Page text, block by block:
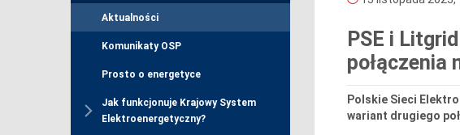
Aktualności
Komunikaty OSP
Prosto o energetyce
Jak funkcjonuje Krajowy System
Elektroenergetyczny?
PSE i
połączenia
Polskie Sieci
wariant drugiego